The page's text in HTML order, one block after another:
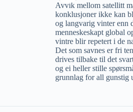
Avvik mellom satellitt
konklusjoner ikke kan
og langvarig vinter enn
menneskeskapt global
vintre blir repetert i de
Det som savnes er fri
drives tilbake til det
og ei heller stille
grunnlag for all gunstig